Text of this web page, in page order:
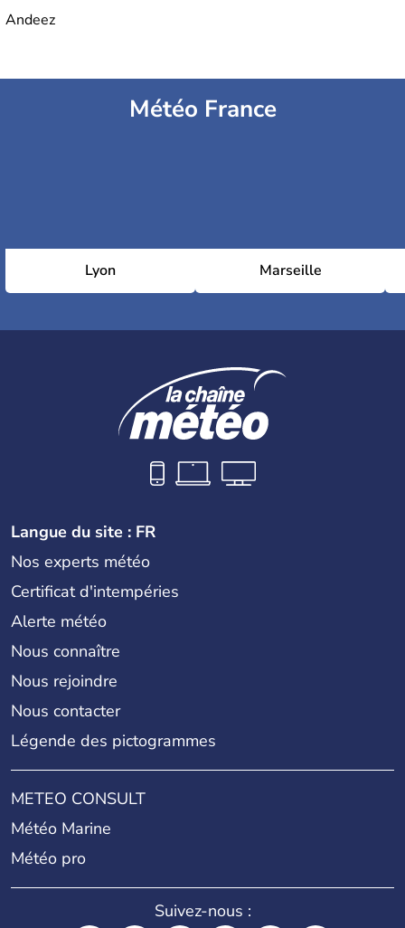
Andeez
Météo France
Lyon Marseille
Langue du site : FR
Nos experts météo
Certificat d'intempéries
Alerte météo
Nous connaître
Nous rejoindre
Nous contacter
Légende des pictogrammes
METEO CONSULT
Météo Marine
Météo pro
Suivez-nous :